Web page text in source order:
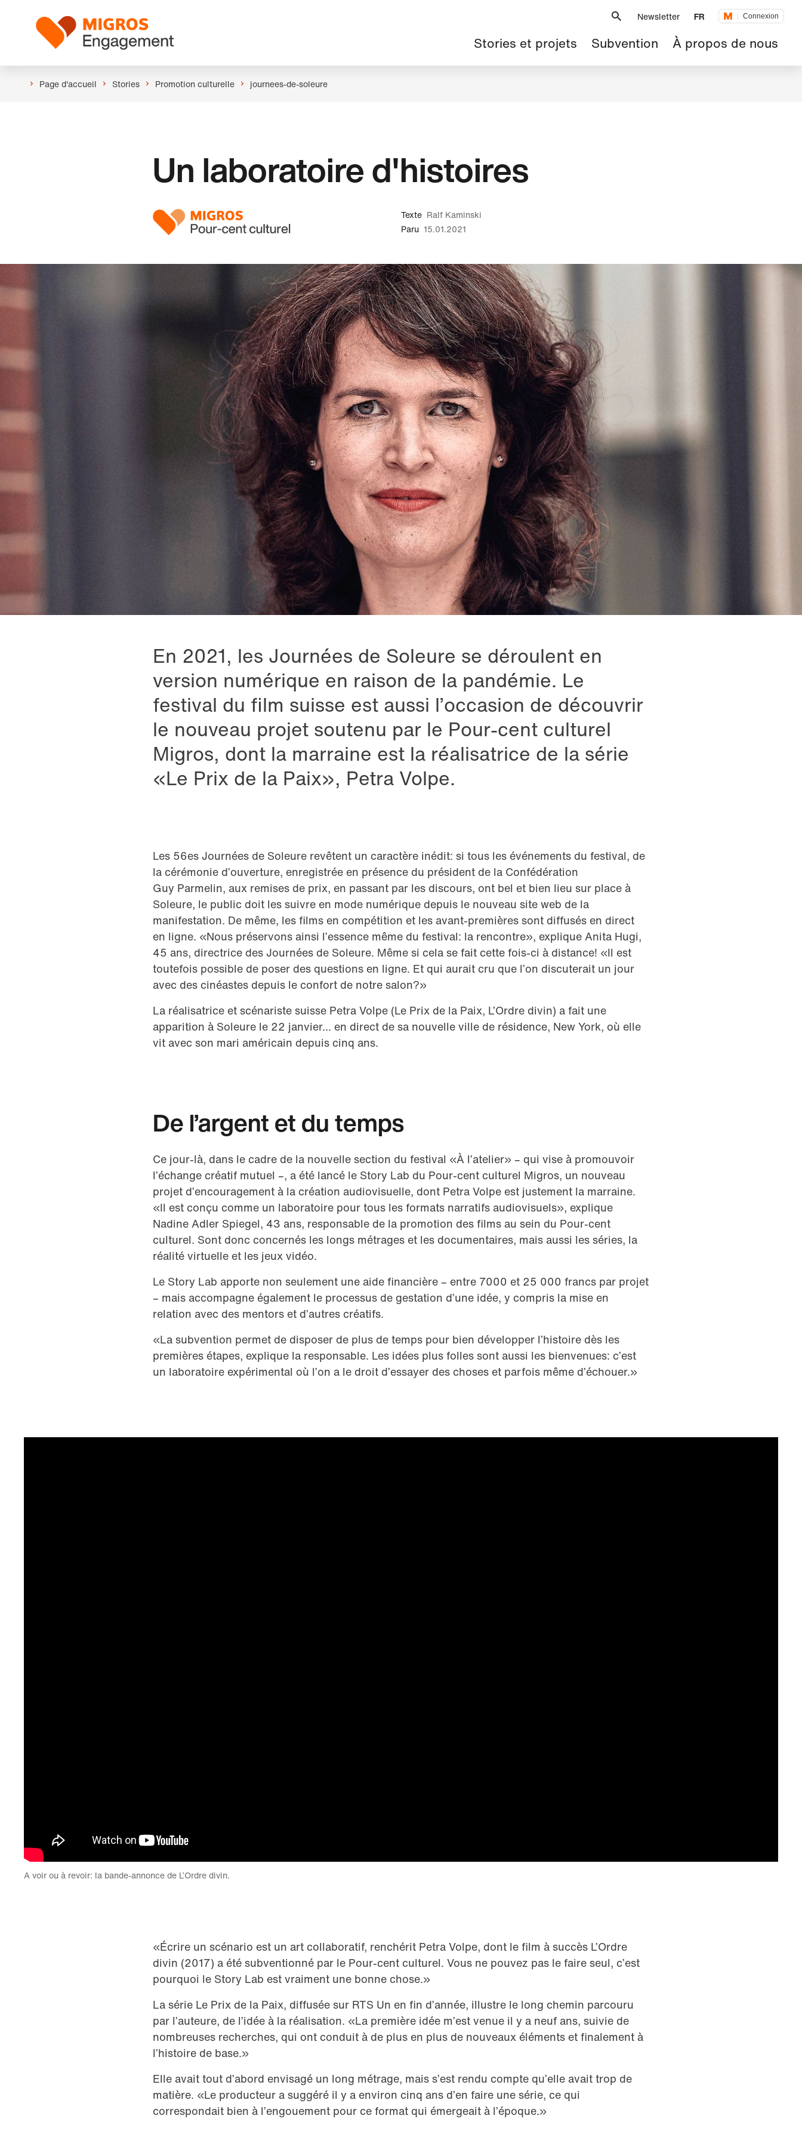
navigation
Logo Newsletter FR Connexion
Navigation
principale
Stories et projets Subvention À propos de nous
Page d'accueil Stories Promotion culturelle journees-de-soleure
Un laboratoire d'histoires
Texte Ralf Kaminski
Paru 15.01.2021
En 2021, les Journées de Soleure se déroulent en
version numérique en raison de la pandémie. Le
festival du film suisse est aussi l’occasion de découvrir
le nouveau projet soutenu par le Pour-cent culturel
Migros, dont la marraine est la réalisatrice de la série
«Le Prix de la Paix», Petra Volpe.
Les 56es Journées de Soleure revêtent un caractère inédit: si tous les événements du festival, de
la cérémonie d’ouverture, enregistrée en présence du président de la Confédération
Guy Parmelin, aux remises de prix, en passant par les discours, ont bel et bien lieu sur place à
Soleure, le public doit les suivre en mode numérique depuis le nouveau site web de la
manifestation. De même, les films en compétition et les avant-premières sont diffusés en direct
en ligne. «Nous préservons ainsi l’essence même du festival: la rencontre», explique Anita Hugi,
45 ans, directrice des Journées de Soleure. Même si cela se fait cette fois-ci à distance! «Il est
toutefois possible de poser des questions en ligne. Et qui aurait cru que l’on discuterait un jour
avec des cinéastes depuis le confort de notre salon?»
La réalisatrice et scénariste suisse Petra Volpe (Le Prix de la Paix, L’Ordre divin) a fait une
apparition à Soleure le 22 janvier... en direct de sa nouvelle ville de résidence, New York, où elle
vit avec son mari américain depuis cinq ans.
De l’argent et du temps
Ce jour-là, dans le cadre de la nouvelle section du festival «À l’atelier» – qui vise à promouvoir
l’échange créatif mutuel –, a été lancé le Story Lab du Pour-cent culturel Migros, un nouveau
projet d’encouragement à la création audiovisuelle, dont Petra Volpe est justement la marraine.
«Il est conçu comme un laboratoire pour tous les formats narratifs audiovisuels», explique
Nadine Adler Spiegel, 43 ans, responsable de la promotion des films au sein du Pour-cent
culturel. Sont donc concernés les longs métrages et les documentaires, mais aussi les séries, la
réalité virtuelle et les jeux vidéo.
Le Story Lab apporte non seulement une aide financière – entre 7000 et 25 000 francs par projet
– mais accompagne également le processus de gestation d’une idée, y compris la mise en
relation avec des mentors et d’autres créatifs.
«La subvention permet de disposer de plus de temps pour bien développer l’histoire dès les
premières étapes, explique la responsable. Les idées plus folles sont aussi les bienvenues: c’est
un ­laboratoire expérimental où l’on a le droit d’essayer des choses et parfois même d’échouer.»
A voir ou à revoir: la bande-annonce de L’Ordre divin.
«Écrire un scénario est un art collaboratif, renchérit Petra Volpe, dont le film à succès L’Ordre
divin (2017) a été subventionné par le Pour-cent culturel. Vous ne pouvez pas le faire seul, c’est
pourquoi le Story Lab est vraiment une bonne chose.»
La série Le Prix de la Paix, diffusée sur RTS Un en fin d’année, illustre le long chemin parcouru
par l’auteure, de l’idée à la réalisation. «La première idée m’est venue il y a neuf ans, suivie de
nombreuses recherches, qui ont conduit à de plus en plus de nouveaux éléments et finalement à
l’histoire de base.»
Elle avait tout d’abord envisagé un long métrage, mais s’est rendu compte qu’elle avait trop de
matière. «Le producteur a suggéré il y a environ cinq ans d’en faire une série, ce qui
correspondait bien à l’engouement pour ce format qui émergeait à l’époque.»